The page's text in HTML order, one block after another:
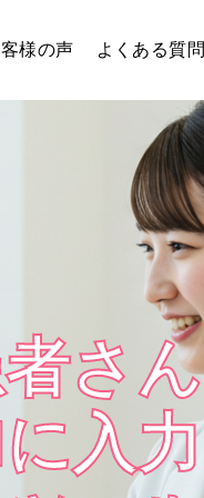
様の声 よくある質問
さん
入力